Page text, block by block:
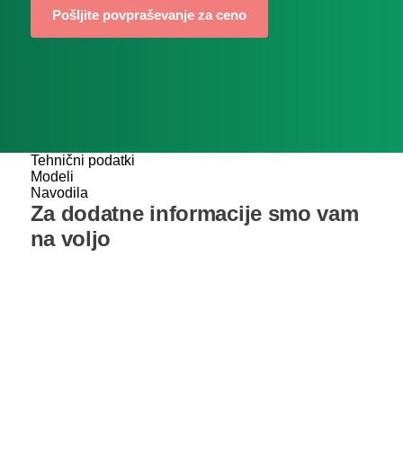
Pošljite povpraševanje za ceno
Tehnični podatki
Modeli
Navodila
Za dodatne informacije smo vam
na voljo